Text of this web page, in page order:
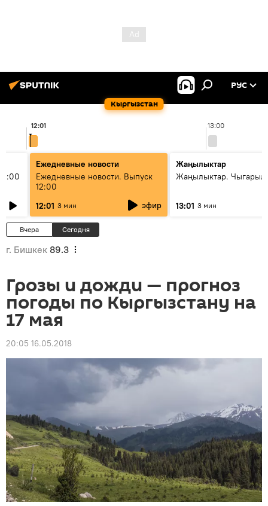
Кыргызстан
РУС
13:00
12:01
Ежедневные новости
Ежедневные новости. Выпуск
12:00
12:01 3 мин эфир
Жаңылыктар
Жаңылыктар.
13:01 3 мин
Вчера Сегодня
г. Бишкек 89.3
Грозы и дожди — прогноз
погоды по Кыргызстану на
17 мая
20:05 16.05.2018